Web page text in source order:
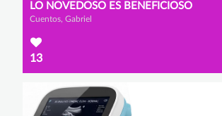
LO NOVEDOSO ES BENEFICIOSO
Cuentos, Gabriel
13